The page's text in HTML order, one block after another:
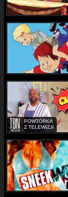
POWTÓRKA
Z TELEWIZJI